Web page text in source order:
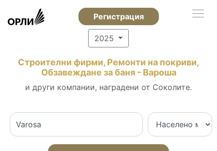
Регистрация
2025
Строителни фирми, Ремонти на покриви,
Обзавеждане за баня - Вароша
и други компании, наградени от Соколите.